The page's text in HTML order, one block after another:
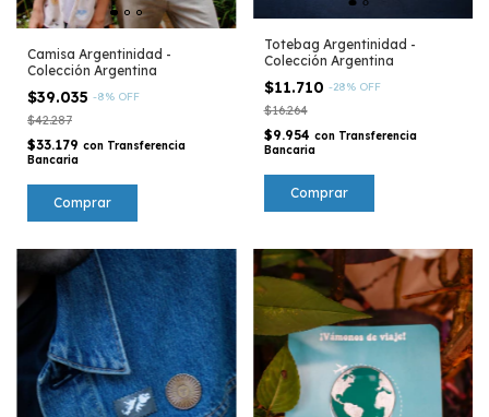
Camisa Argentinidad -
Colección Argentina
$39.035 -8% OFF
$42.287
$33.179 con Transferencia
Bancaria
Comprar
Totebag Argentinidad -
Colección Argentina
$11.710 -28% OFF
$16.264
$9.954 con Transferencia
Bancaria